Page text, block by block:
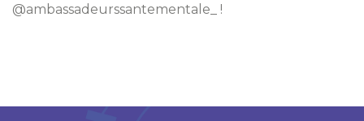
@ambassadeurssantementale_ !